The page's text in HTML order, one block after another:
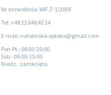
Nr zezwolenia: WIF.Z-1/2003
Tel: +48 22 648 42 24
E-mail: natolinska.apteka@gmail.com
Pon-Pt.: 08:00-20:00
Sob.: 09:00-15:00
Niedz.: zamknięta